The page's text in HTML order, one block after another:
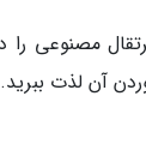
مصنوعی
آن لذت ببرید.